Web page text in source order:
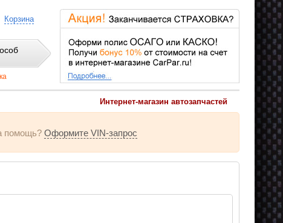
Корзина
Интернет-магазин автозапчастей
помощь? Оформите VIN-запрос